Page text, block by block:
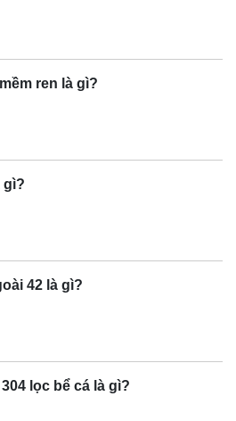
ren là gì?
gì?
42 là gì?
lọc bể cá là gì?